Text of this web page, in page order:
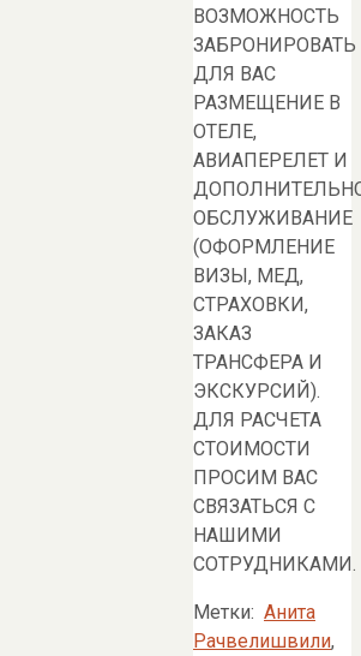
ВОЗМОЖНОСТЬ
ЗАБРОНИРОВАТЬ
ДЛЯ ВАС
РАЗМЕЩЕНИЕ В
ОТЕЛЕ,
АВИАПЕРЕЛЕТ И
ОБСЛУЖИВАНИЕ
(ОФОРМЛЕНИЕ
ВИЗЫ, МЕД,
СТРАХОВКИ,
ЗАКАЗ
ТРАНСФЕРА И
ЭКСКУРСИЙ).
ДЛЯ РАСЧЕТА
СТОИМОСТИ
ПРОСИМ ВАС
СВЯЗАТЬСЯ С
НАШИМИ
СОТРУДНИКАМИ.
Метки: Анита
Рачвелишвили,